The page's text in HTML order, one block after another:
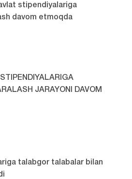
stipendiyalariga
davom etmoqda
JARAYONI DAVOM
talabgor talabalar bilan